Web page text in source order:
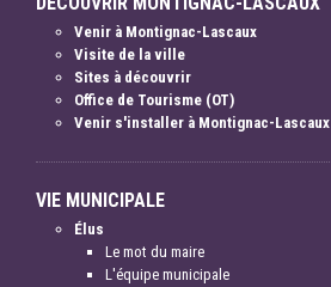
Venir à Montignac-Lascaux
Visite de la ville
Sites à découvrir
Office de Tourisme (OT)
Venir s'installer à Montignac-Lascaux
VIE MUNICIPALE
Élus
Le mot du maire
L'équipe municipale